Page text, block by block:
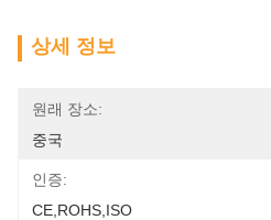
상세 정보
원래 장소:
중국
인증:
CE,ROHS,ISO